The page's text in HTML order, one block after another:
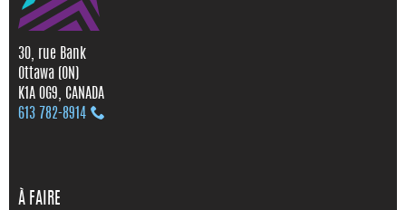
30, rue Bank
Ottawa (ON)
K1A 0G9, CANADA
613 782‑8914
À FAIRE